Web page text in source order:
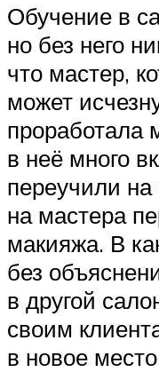
Обучение в
но без него
что мастер,
может
проработала
в неё много
переучили на
на мастера
макияжа. В
без
в другой
своим
в новое